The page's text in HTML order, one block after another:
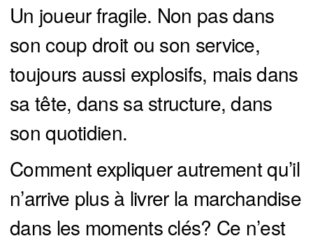
Un joueur fragile. Non pas dans
son coup droit ou son service,
toujours aussi explosifs, mais dans
sa tête, dans sa structure, dans
son quotidien.
Comment expliquer autrement qu’il
n’arrive plus à livrer la marchandise
dans les moments clés? Ce n’est